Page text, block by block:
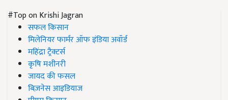
#Top on Krishi Jagran
सफल किसान
मिलेनियर फार्मर ऑफ इंडिया अवॉर्ड
महिंद्रा ट्रैक्टर्स
कृषि मशीनरी
जायद की फसल
बिज़नेस आइडियाज